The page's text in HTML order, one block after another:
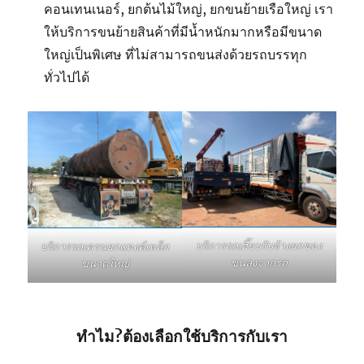
คอนเทนเนอร์, ยกต้นไม้ใหญ่, ยกขนย้ายเรือใหญ่ เรา
ให้บริการขนย้ายสินค้าที่มีน้ำหนักมากหรือมีขนาด
ใหญ่เป็นพิเศษ ที่ไม่สามารถขนส่งด้วยรถบรรทุก
ทั่วไปได้
บริการรถเครนยกแทงค์เหล็ก
ขนาดใหญ่
บริการรถเฮี๊ยบรับจ้างยกของ
ขนลงจากรถ
ทำไม?ต้องเลือกใช้บริการกับเรา